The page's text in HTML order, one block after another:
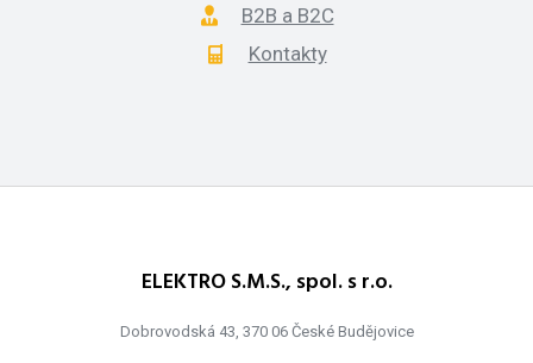
B2B a B2C
Kontakty
ELEKTRO S.M.S., spol. s r.o.
Dobrovodská 43, 370 06 České Budějovice